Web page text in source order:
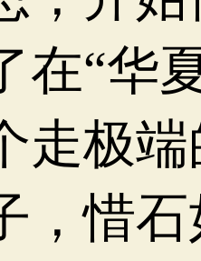
在“华
走极
，惜